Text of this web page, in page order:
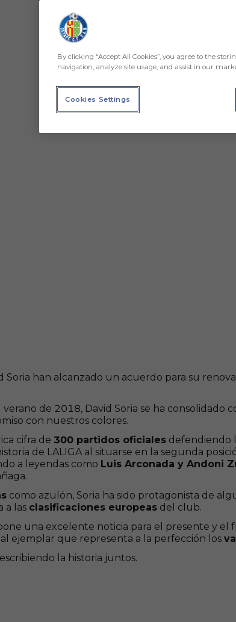
Soria han alcanzado un acuerdo para su
de 2018, David Soria se ha consolidado
con nuestros colores.
cifra de 300 partidos oficiales defendiendo
de LALIGA al situarse en la segunda
a leyendas como Luis Arconada y Andoni
como azulón, Soria ha sido protagonista de
a las clasificaciones europeas del club.
una excelente noticia para el presente y
ejemplar que representa a la perfección los
la historia juntos.
By clicking “Accept All Cookies”, you agree to the
navigation, analyze site usage, and assist in our
Cookies Settings